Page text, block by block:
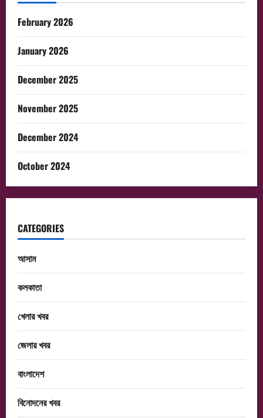
February 2026
January 2026
December 2025
November 2025
December 2024
October 2024
CATEGORIES
আসাম
কলকাতা
খেলার খবর
জেলার খবর
বাংলাদেশ
বিনোদনের খবর